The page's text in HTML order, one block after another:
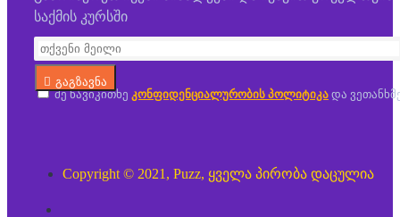
საქმის კურსში
გაგზავნა
მე წავიკითხე კონფიდენციალურობის პოლიტიკა და
Copyright © 2021, Puzz, ყველა პირობა დაცულია